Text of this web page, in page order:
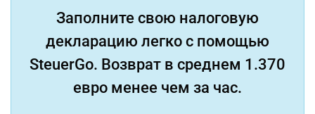
Заполните свою налоговую
декларацию легко с помощью
SteuerGo. Возврат в среднем 1.370
евро менее чем за час.